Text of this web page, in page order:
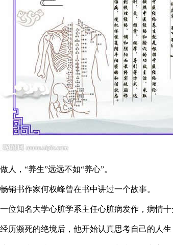
做人，“养生”远远不如“养心”。
畅销书作家何权峰曾在书中讲过一个故事。
一位知名大学心脏学系主任心脏病发作，病情十
经历濒死的绝境后，他开始认真思考自己的人